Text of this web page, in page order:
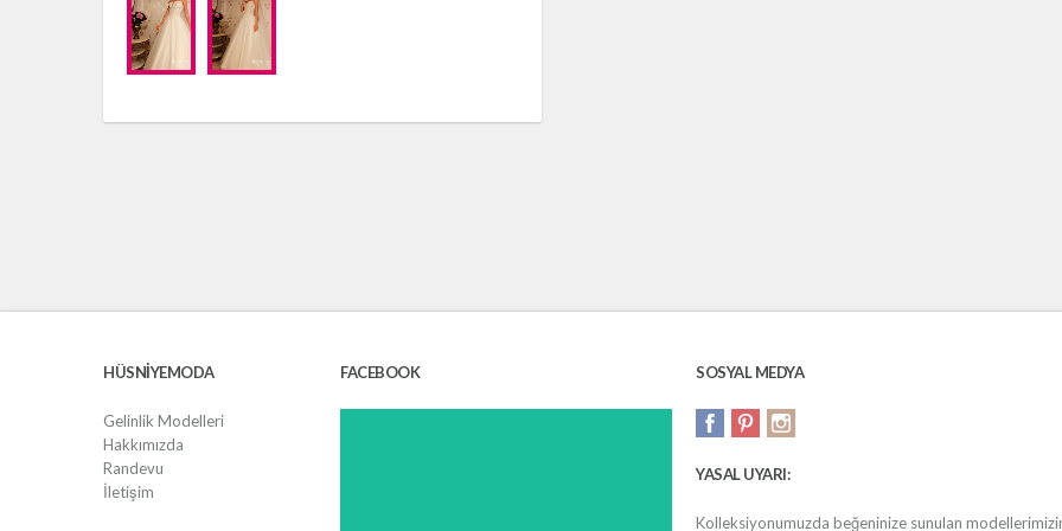
HÜSNIYEMODA
Gelinlik Modelleri
Hakkımızda
Randevu
İletişim
FACEBOOK SOSYAL MEDYA
YASAL UYARI:
Kolleksiyonumuzda beğeninize sunulan